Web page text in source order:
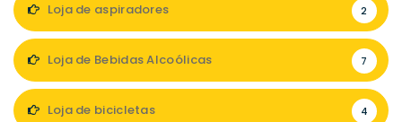
Loja de aspiradores 2
Loja de Bebidas Alcoólicas 7
Loja de bicicletas 4